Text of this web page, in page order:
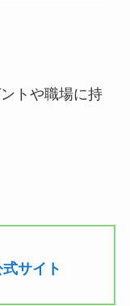
トや職場に持
サイト